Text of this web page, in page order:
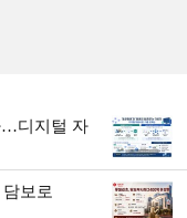
…디지털 자
보로